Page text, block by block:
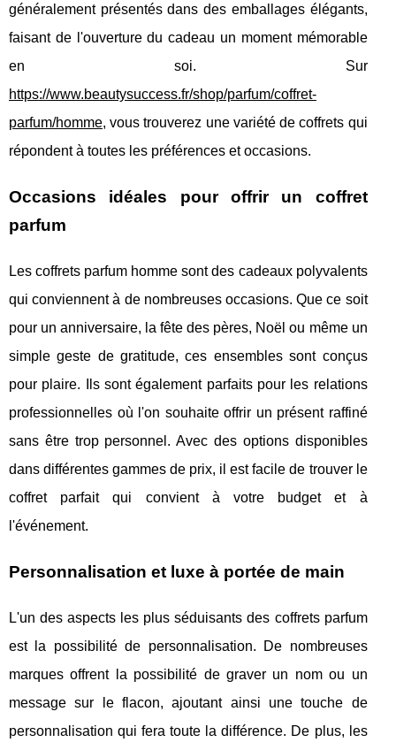
généralement présentés dans des emballages élégants,
faisant de l'ouverture du cadeau un moment mémorable
en soi. Sur
https://www.beautysuccess.fr/shop/parfum/coffret-
parfum/homme, vous trouverez une variété de coffrets qui
répondent à toutes les préférences et occasions.
Occasions idéales pour offrir un coffret
parfum
Les coffrets parfum homme sont des cadeaux polyvalents
qui conviennent à de nombreuses occasions. Que ce soit
pour un anniversaire, la fête des pères, Noël ou même un
simple geste de gratitude, ces ensembles sont conçus
pour plaire. Ils sont également parfaits pour les relations
professionnelles où l'on souhaite offrir un présent raffiné
sans être trop personnel. Avec des options disponibles
dans différentes gammes de prix, il est facile de trouver le
coffret parfait qui convient à votre budget et à
l'événement.
Personnalisation et luxe à portée de main
L'un des aspects les plus séduisants des coffrets parfum
est la possibilité de personnalisation. De nombreuses
marques offrent la possibilité de graver un nom ou un
message sur le flacon, ajoutant ainsi une touche de
personnalisation qui fera toute la différence. De plus, les